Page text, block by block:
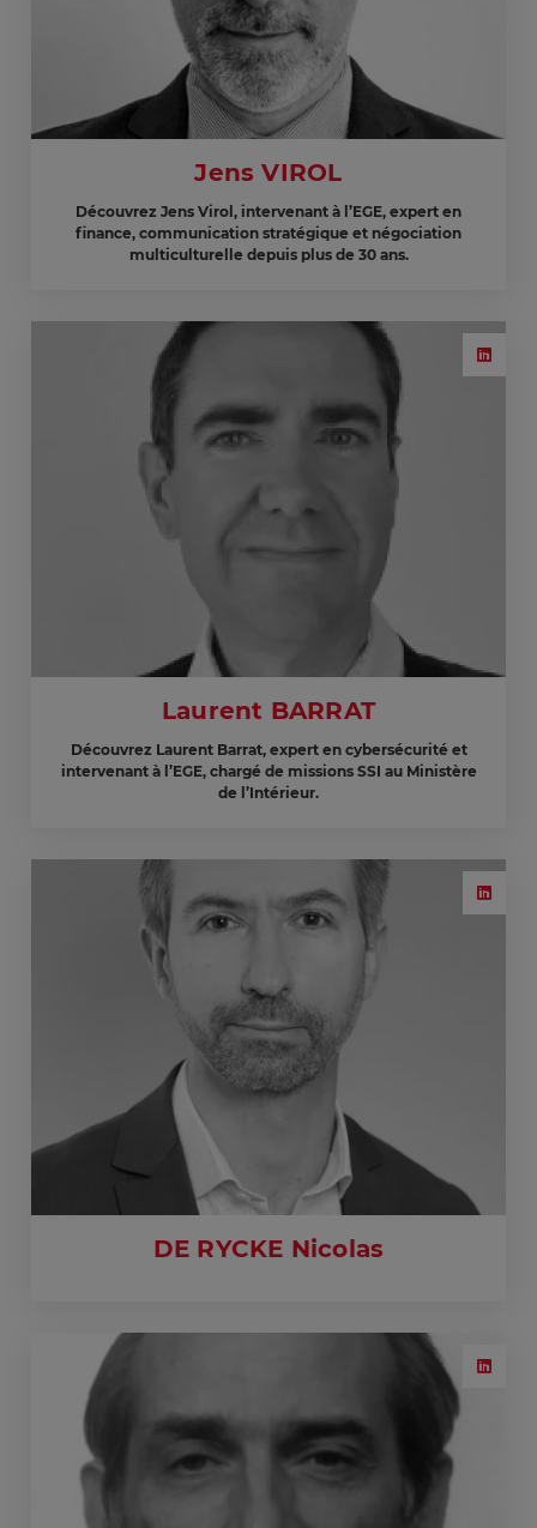
Jens VIROL
Découvrez Jens Virol, intervenant à l’EGE, expert en
finance, communication stratégique et négociation
multiculturelle depuis plus de 30 ans.
Laurent BARRAT
Découvrez Laurent Barrat, expert en cybersécurité et
intervenant à l’EGE, chargé de missions SSI au Ministère
de l’Intérieur.
DE RYCKE Nicolas